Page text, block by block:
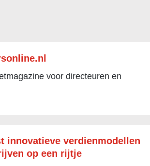
voor directeuren en
innovatieve verdienmodellen
op een rijtje